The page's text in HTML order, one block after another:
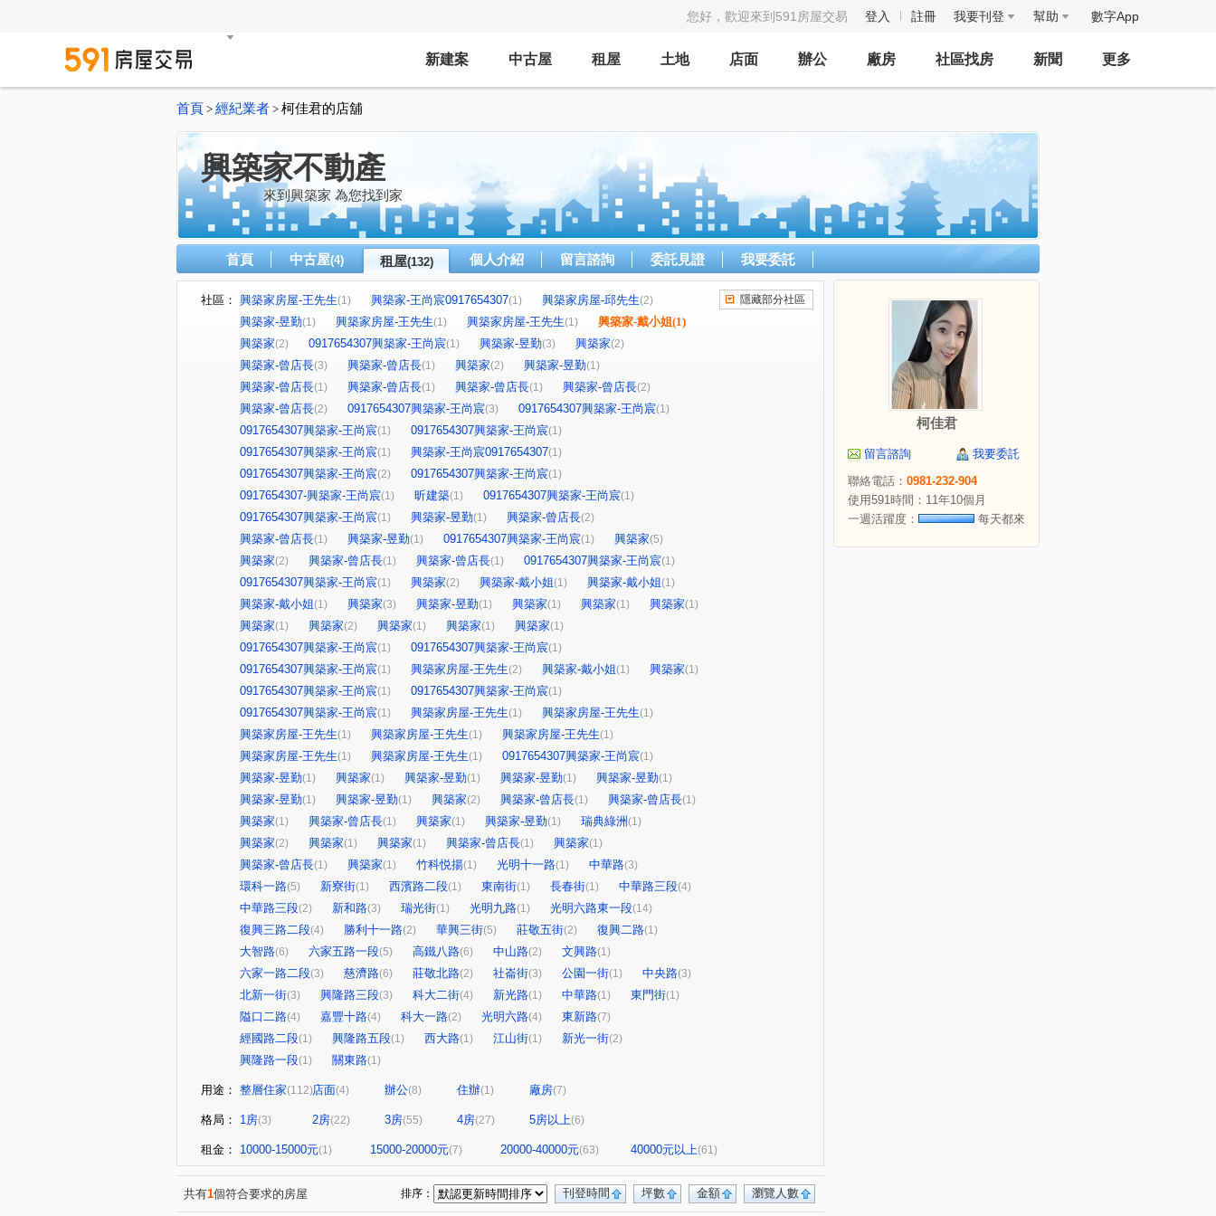
您好，歡迎來到591房屋交易 登入 註冊 我要刊登 幫助 數字App
新建案 中古屋 租屋 土地 店面 辦公 廠房 社區找房 新聞 更多
首頁 > 經紀業者 > 柯佳君的店舖
興築家不動產
來到興築家 為您找到家
首頁 中古屋(4) 租屋(132) 個人介紹 留言諮詢 委託見證 我要委託
社區： 興築家房屋-王先生(1) 興築家-王尚宸0917654307(1) 興築家房屋-邱先生(2)
興築家-昱勤(1) 興築家房屋-王先生(1) 興築家房屋-王先生(1) 興築家-戴小姐(1)
興築家(2) 0917654307興築家-王尚宸(1) 興築家-昱勤(3) 興築家(2)
興築家-曾店長(3) 興築家-曾店長(1) 興築家(2) 興築家-昱勤(1)
興築家-曾店長(1) 興築家-曾店長(1) 興築家-曾店長(1) 興築家-曾店長(2)
興築家-曾店長(2) 0917654307興築家-王尚宸(3) 0917654307興築家-王尚宸(1)
0917654307興築家-王尚宸(1) 0917654307興築家-王尚宸(1)
0917654307興築家-王尚宸(1) 興築家-王尚宸0917654307(1)
0917654307興築家-王尚宸(2) 0917654307興築家-王尚宸(1)
0917654307-興築家-王尚宸(1) 昕建築(1) 0917654307興築家-王尚宸(1)
0917654307興築家-王尚宸(1) 興築家-昱勤(1) 興築家-曾店長(2)
興築家-曾店長(1) 興築家-昱勤(1) 0917654307興築家-王尚宸(1) 興築家(5)
興築家(2) 興築家-曾店長(1) 興築家-曾店長(1) 0917654307興築家-王尚宸(1)
0917654307興築家-王尚宸(1) 興築家(2) 興築家-戴小姐(1) 興築家-戴小姐(1)
興築家-戴小姐(1) 興築家(3) 興築家-昱勤(1) 興築家(1) 興築家(1) 興築家(1)
興築家(1) 興築家(2) 興築家(1) 興築家(1) 興築家(1)
0917654307興築家-王尚宸(1) 0917654307興築家-王尚宸(1)
0917654307興築家-王尚宸(1) 興築家房屋-王先生(2) 興築家-戴小姐(1) 興築家(1)
0917654307興築家-王尚宸(1) 0917654307興築家-王尚宸(1)
0917654307興築家-王尚宸(1) 興築家房屋-王先生(1) 興築家房屋-王先生(1)
興築家房屋-王先生(1) 興築家房屋-王先生(1) 興築家房屋-王先生(1)
興築家房屋-王先生(1) 興築家房屋-王先生(1) 0917654307興築家-王尚宸(1)
興築家-昱勤(1) 興築家(1) 興築家-昱勤(1) 興築家-昱勤(1) 興築家-昱勤(1)
興築家-昱勤(1) 興築家-昱勤(1) 興築家(2) 興築家-曾店長(1) 興築家-曾店長(1)
興築家(1) 興築家-曾店長(1) 興築家(1) 興築家-昱勤(1) 瑞典綠洲 (1)
興築家(2) 興築家(1) 興築家(1) 興築家-曾店長(1) 興築家(1)
興築家-曾店長(1) 興築家(1) 竹科悦揚(1) 光明十一路(1) 中華路(3)
環科一路(5) 新寮街(1) 西濱路二段(1) 東南街(1) 長春街(1) 中華路三段(4)
中華路三段(2) 新和路(3) 瑞光街(1) 光明九路(1) 光明六路東一段(14)
復興三路二段(4) 勝利十一路(2) 華興三街(5) 莊敬五街(2) 復興二路(1)
大智路(6) 六家五路一段(5) 高鐵八路(6) 中山路(2) 文興路(1)
六家一路二段(3) 慈濟路(6) 莊敬北路(2) 社崙街(3) 公園一街(1) 中央路(3)
北新一街(3) 興隆路三段(3) 科大二街(4) 新光路(1) 中華路(1) 東門街(1)
隘口二路(4) 嘉豐十路(4) 科大一路(2) 光明六路(4) 東新路(7)
經國路二段(1) 興隆路五段(1) 西大路(1) 江山街(1) 新光一街(2)
興隆路一段(1) 關東路(1)
隱藏部分社區
用途： 整層住家(112)店面(4) 辦公(8) 住辦(1) 廠房(7)
格局： 1房(3) 2房(22) 3房(55) 4房(27) 5房以上(6)
租金： 10000-15000元(1) 15000-20000元(7) 20000-40000元(63) 40000元以上(61)
共有1個符合要求的房屋 瀏覽人數
金額
坪數
刊登時間
排序：
柯佳君
留言諮詢
我要委託
聯絡電話： 0981-232-904
使用591時間：11年10個月
一週活躍度：
每天都來